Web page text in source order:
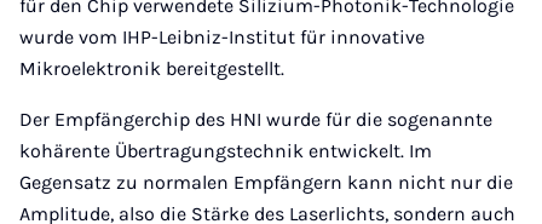
für den Chip verwendete Silizium-Photonik-Technologie
wurde vom IHP-Leibniz-Institut für innovative
Mikroelektronik bereitgestellt.
Der Empfängerchip des HNI wurde für die sogenannte
kohärente Übertragungstechnik entwickelt. Im
Gegensatz zu normalen Empfängern kann nicht nur die
Amplitude, also die Stärke des Laserlichts, sondern auch